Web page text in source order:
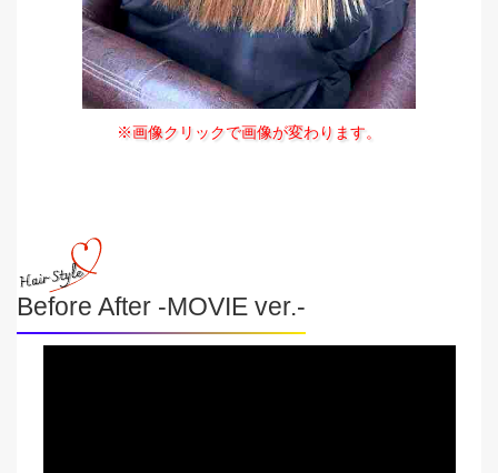
※画像クリックで画像が変わります。
Before After -MOVIE ver.-